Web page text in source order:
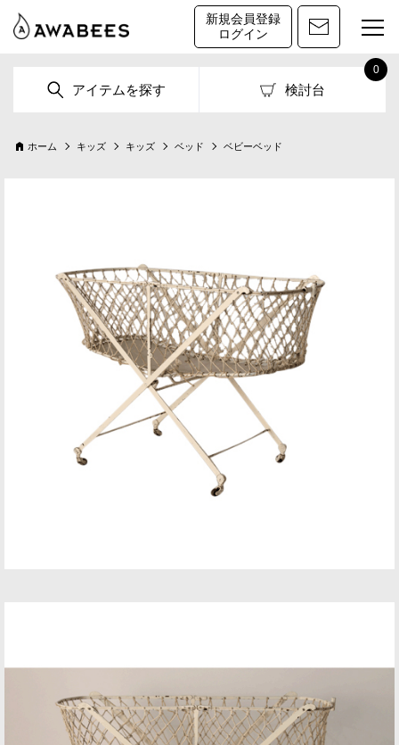
新規会員登録
ログイン
アイテムを探す 検討台
0
ホーム キッズ キッズ ベッド ベビーベッド